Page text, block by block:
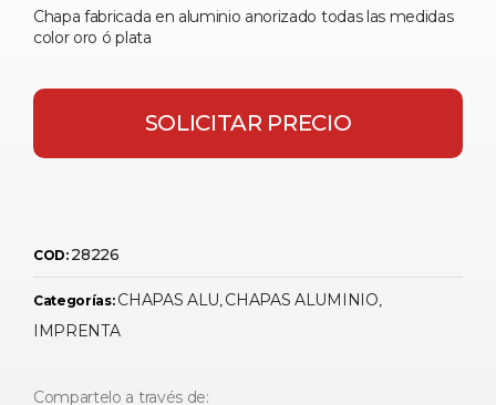
Chapa fabricada en aluminio anorizado todas las medidas
color oro ó plata
SOLICITAR PRECIO
COD: 28226
Categorías: CHAPAS ALU CHAPAS ALUMINIO
IMPRENTA
Compartelo a través de: